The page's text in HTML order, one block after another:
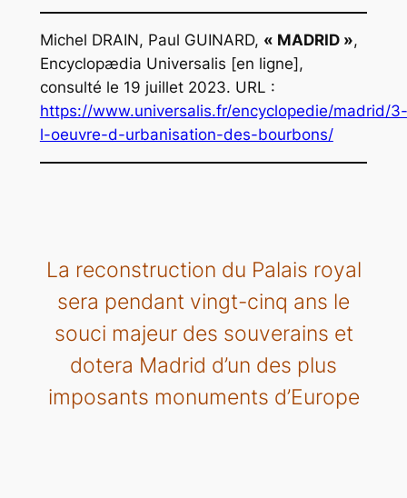
Michel DRAIN, Paul GUINARD, « MADRID »,
Encyclopædia Universalis [en ligne],
consulté le 19 juillet 2023. URL :
https://www.universalis.fr/encyclopedie/madrid/3-
l-oeuvre-d-urbanisation-des-bourbons/
La reconstruction du Palais royal
sera pendant vingt-cinq ans le
souci majeur des souverains et
dotera Madrid d’un des plus
imposants monuments d’Europe